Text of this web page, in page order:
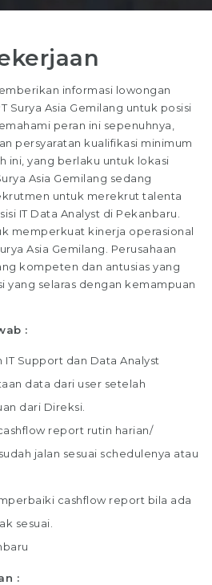
informasi lowongan
Surya Asia Gemilang untuk posisi
peran ini sepenuhnya,
persyaratan kualifikasi minimum
ini, yang berlaku untuk lokasi
Asia Gemilang sedang
untuk merekrut talenta
IT Data Analyst di Pekanbaru.
memperkuat kinerja operasional
Asia Gemilang. Perusahaan
kompeten dan antusias yang
yang selaras dengan kemampuan
:
Support dan Data Analyst
data dari user setelah
dari Direksi.
report rutin harian/
jalan sesuai schedulenya atau
cashflow report bila ada
sesuai.
: